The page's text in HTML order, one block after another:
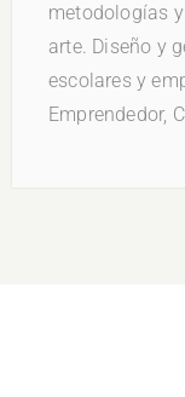
metodologías
arte. Diseño y
escolares y
Emprendedor,